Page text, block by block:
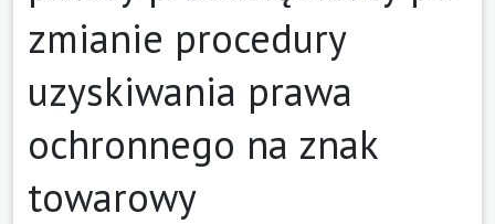
zmianie procedury
uzyskiwania prawa
ochronnego na znak
towarowy